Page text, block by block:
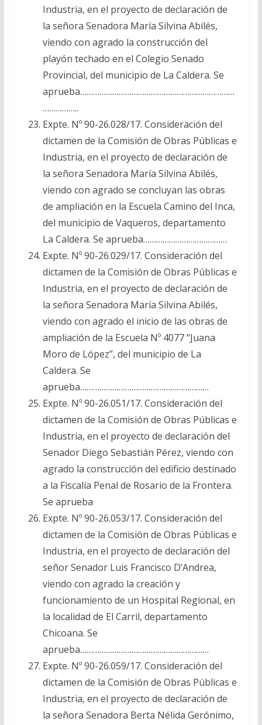
Industria, en el proyecto de declaración de
la señora Senadora María Silvina Abilés,
viendo con agrado la construcción del
playón techado en el Colegio Senado
Provincial, del municipio de La Caldera. Se
aprueba………………………………………………………………
……………..
Expte. Nº 90-26.028/17. Consideración del
dictamen de la Comisión de Obras Públicas e
Industria, en el proyecto de declaración de
la señora Senadora María Silvina Abilés,
viendo con agrado se concluyan las obras
de ampliación en la Escuela Camino del Inca,
del municipio de Vaqueros, departamento
La Caldera. Se aprueba…………………………………
Expte. Nº 90-26.029/17. Consideración del
dictamen de la Comisión de Obras Públicas e
Industria, en el proyecto de declaración de
la señora Senadora María Silvina Abilés,
viendo con agrado el inicio de las obras de
ampliación de la Escuela Nº 4077 “Juana
Moro de López”, del municipio de La
Caldera. Se
aprueba……………………………………………………
Expte. Nº 90-26.051/17. Consideración del
dictamen de la Comisión de Obras Públicas e
Industria, en el proyecto de declaración del
Senador Diego Sebastián Pérez, viendo con
agrado la construcción del edificio destinado
a la Fiscalía Penal de Rosario de la Frontera.
Se aprueba
Expte. Nº 90-26.053/17. Consideración del
dictamen de la Comisión de Obras Públicas e
Industria, en el proyecto de declaración del
señor Senador Luis Francisco D’Andrea,
viendo con agrado la creación y
funcionamiento de un Hospital Regional, en
la localidad de El Carril, departamento
Chicoana. Se
aprueba……………………………………………………
Expte. Nº 90-26.059/17. Consideración del
dictamen de la Comisión de Obras Públicas e
Industria, en el proyecto de declaración de
la señora Senadora Berta Nélida Gerónimo,